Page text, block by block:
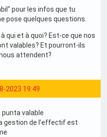
pour les infos que tu
pose quelques questions.
qui et à quoi? Est-ce que nos
valables? Et pourront-ils
attendent?
2023 19:49
punta valable
gestion de l’effectif est